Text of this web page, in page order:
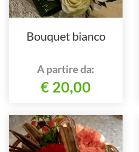
Bouquet bianco
A partire da:
€ 20,00